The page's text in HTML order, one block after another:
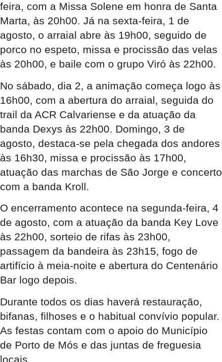
feira, com a Missa Solene em honra de Santa
Marta, às 20h00. Já na sexta-feira, 1 de
agosto, o arraial abre às 19h00, seguido de
porco no espeto, missa e procissão das velas
às 20h00, e baile com o grupo Viró às 22h00.
No sábado, dia 2, a animação começa logo às
16h00, com a abertura do arraial, seguida do
trail da ACR Calvariense e da atuação da
banda Dexys às 22h00. Domingo, 3 de
agosto, destaca-se pela chegada dos andores
às 16h30, missa e procissão às 17h00,
atuação das marchas de São Jorge e concerto
com a banda Kroll.
O encerramento acontece na segunda-feira, 4
de agosto, com a atuação da banda Key Love
às 22h00, sorteio de rifas às 23h00,
passagem da bandeira às 23h15, fogo de
artifício à meia-noite e abertura do Centenário
Bar logo depois.
Durante todos os dias haverá restauração,
bifanas, filhoses e o habitual convívio popular.
As festas contam com o apoio do Município
de Porto de Mós e das juntas de freguesia
locais.